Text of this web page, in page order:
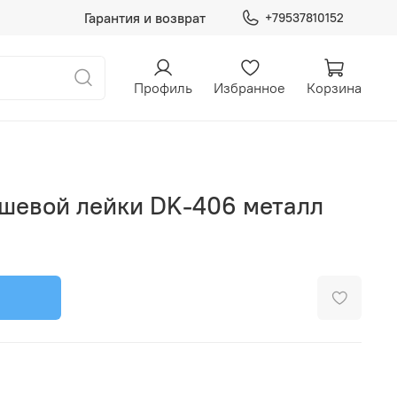
Гарантия и возврат +79537810152
Профиль Избранное Корзина
лейки DK-406 металл